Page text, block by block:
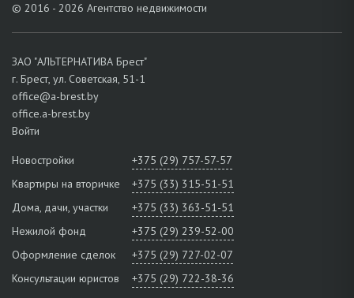
© 2016 - 2026 Агентство недвижимости
ЗАО "АЛЬТЕРНАТИВА Брест"
г. Брест, ул. Советская, 51-1
office@a-brest.by
office.a-brest.by
Войти
Новостройки
+375 (29) 757-57-57
Квартиры на вторичке
+375 (33) 315-51-51
Дома, дачи, участки
+375 (33) 363-51-51
Нежилой фонд
+375 (29) 239-52-00
Оформление сделок
+375 (29) 727-02-07
Консультации юристов
+375 (29) 722-38-36